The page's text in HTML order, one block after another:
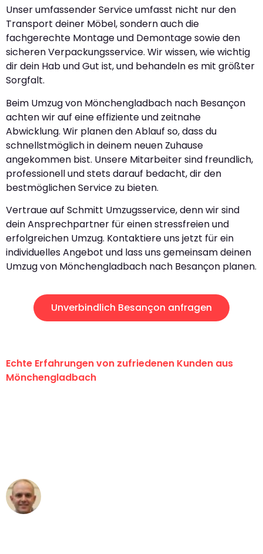
Unser umfassender Service umfasst nicht nur den
Transport deiner Möbel, sondern auch die
fachgerechte Montage und Demontage sowie den
sicheren Verpackungsservice. Wir wissen, wie wichtig
dir dein Hab und Gut ist, und behandeln es mit größter
Sorgfalt.
Beim Umzug von Mönchengladbach nach Besançon
achten wir auf eine effiziente und zeitnahe
Abwicklung. Wir planen den Ablauf so, dass du
schnellstmöglich in deinem neuen Zuhause
angekommen bist. Unsere Mitarbeiter sind freundlich,
professionell und stets darauf bedacht, dir den
bestmöglichen Service zu bieten.
Vertraue auf Schmitt Umzugsservice, denn wir sind
dein Ansprechpartner für einen stressfreien und
erfolgreichen Umzug. Kontaktiere uns jetzt für ein
individuelles Angebot und lass uns gemeinsam deinen
Umzug von Mönchengladbach nach Besançon planen.
Unverbindlich Besançon anfragen
Echte Erfahrungen von zufriedenen Kunden aus
Mönchengladbach